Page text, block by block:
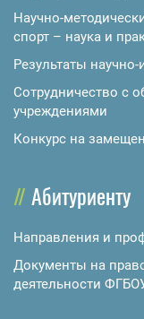
Научно-
спорт – наука и
Результаты
Сотрудничество с
учреждениями
Конкурс на
Абитуриенту
Направления и
Документы на
деятельности